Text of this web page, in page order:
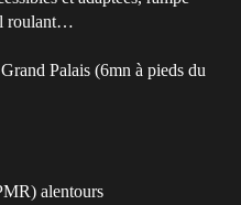
roulant…
Palais (6mn à pieds du
alentours